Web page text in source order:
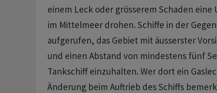
einem Leck oder grösserem Schaden
im Mittelmeer drohen. Schiffe in der
aufgerufen, das Gebiet mit äusserster
und einen Abstand von mindestens fünf
Tankschiff einzuhalten. Wer dort ein
Änderung beim Auftrieb des Schiffs